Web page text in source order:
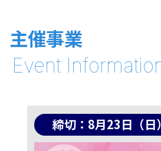
主催事業
締切：8月23日（日）